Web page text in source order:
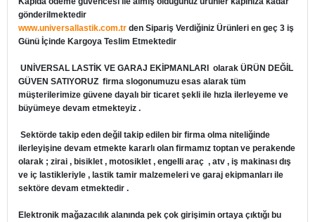
gönderilmektedir
www.universallastik.com.tr den Sipariş Verdiğiniz Ürünleri en geç 3 iş
Günü İçinde Kargoya Teslim Etmektedir
UNİVERSAL LASTİK VE GARAJ EKİPMANLARI
olarak ÜRÜN DEĞİL
GÜVEN SATIYORUZ firma slogonumuzu esas alarak tüm
müşterilerimize güvene dayalı bir ticaret şekli ile hızla ilerleyeme ve
büyümeye devam etmekteyiz .
Sektörde takip eden değil takip edilen bir firma olma niteliğinde
ilerleyişine devam etmekte kararlı olan firmamız toptan ve perakende
olarak ; zirai , bisiklet , motosiklet , engelli araç , atv , iş makinası dış
ve iç lastikleriyle , lastik tamir malzemeleri ve garaj ekipmanları ile
sektöre devam etmektedir .
Elektronik mağazacılık alanında pek çok girişimin ortaya çıktığı bu